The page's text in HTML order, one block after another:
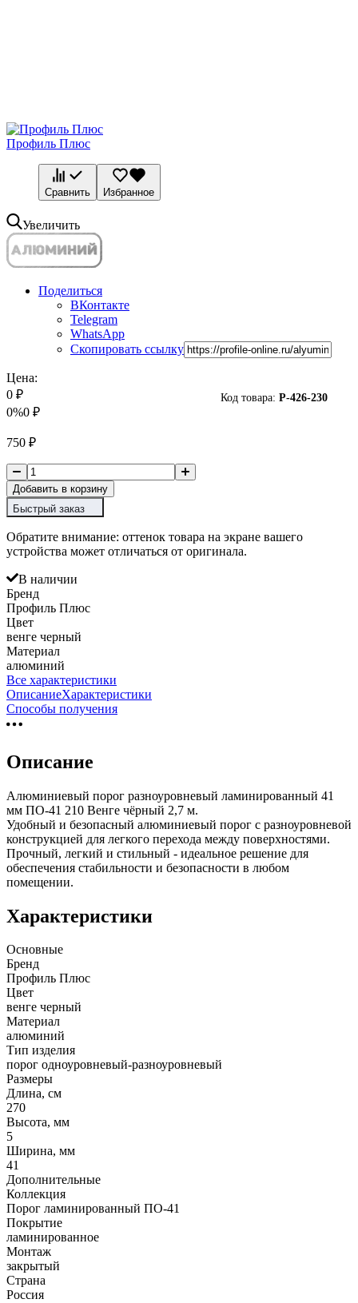
Профиль Плюс
Сравнить Избранное
Увеличить
Поделиться
ВКонтакте
Telegram
WhatsApp
Скопировать ссылку
Код товара: P-426-230
Цена:
0 ₽
0%0 ₽
750 ₽
Добавить в корзину
Быстрый заказ
Обратите внимание: оттенок товара на экране вашего
устройства может отличаться от оригинала.
В наличии
Бренд
Профиль Плюс
Цвет
венге черный
Материал
алюминий
Все характеристики
ОписаниеХарактеристики
Способы получения
Описание
Алюминиевый порог разноуровневый ламинированный 41
мм ПО-41 210 Венге чёрный 2,7 м.
Удобный и безопасный алюминиевый порог с разноуровневой
конструкцией для легкого перехода между поверхностями.
Прочный, легкий и стильный - идеальное решение для
обеспечения стабильности и безопасности в любом
помещении.
Характеристики
Основные
Бренд
Профиль Плюс
Цвет
венге черный
Материал
алюминий
Тип изделия
порог одноуровневый-разноуровневый
Размеры
Длина, см
270
Высота, мм
5
Ширина, мм
41
Дополнительные
Коллекция
Порог ламинированный ПО-41
Покрытие
ламинированное
Монтаж
закрытый
Страна
Россия